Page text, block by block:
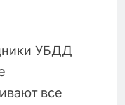
УБДД
все